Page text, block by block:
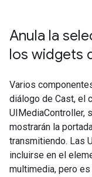
Anula la
los widgets
Varios
diálogo de Cast, el
UIMediaController,
mostrarán la
transmitiendo. Las
incluirse en el
multimedia, pero